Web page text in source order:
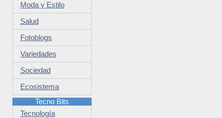
Moda y Estilo
Salud
Fotoblogs
Variedades
Sociedad
Ecosistema
Tecno Bits
Tecnología